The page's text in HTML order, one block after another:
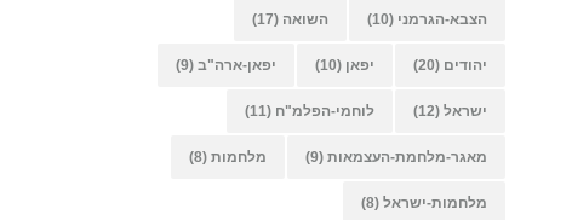
הצבא-הגרמני (10) השואה (17)
יהודים (20) יפאן (10) יפאן-ארה"ב (9)
ישראל (12) לוחמי-הפלמ"ח (11)
מאגר-מלחמת-העצמאות (9) מלחמות (8)
מלחמות-ישראל (8)